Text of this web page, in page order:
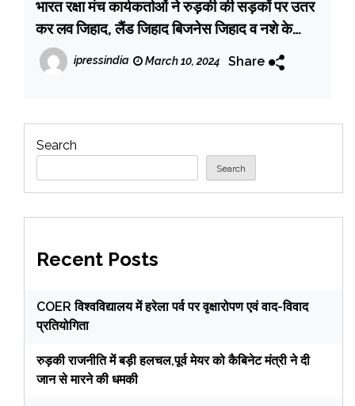
भारत रक्षा मंच कार्यकर्ताओं ने रुड़की की सड़कों पर उतर
कर लव जिहाद, लैंड जिहाद बिजनेस जिहाद व नशे के
खिलाफ निकाली पद यात्रा
ipressindia March 10, 2024 Share
Search
Search
Recent Posts
COER विश्वविद्यालय में हरेला पर्व पर वृक्षारोपण एवं वाद-विवाद
प्रतियोगिता
रुड़की राजनीति में बड़ी हलचल,पूर्व मेयर को कैबिनेट मंत्री ने दी
जान से मारने की धमकी